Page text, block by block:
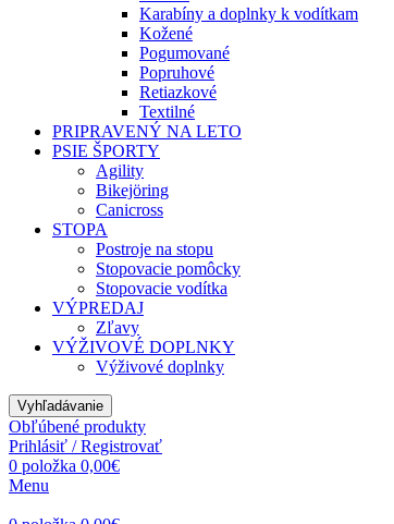
Karabíny a doplnky k vodítkam
Kožené
Pogumované
Popruhové
Retiazkové
Textilné
PRIPRAVENÝ NA LETO
PSIE ŠPORTY
Agility
Bikejöring
Canicross
STOPA
Postroje na stopu
Stopovacie pomôcky
Stopovacie vodítka
VÝPREDAJ
Zľavy
VÝŽIVOVÉ DOPLNKY
Výživové doplnky
Vyhľadávanie
Obľúbené produkty
Prihlásiť / Registrovať
0 položka 0,00€
Menu